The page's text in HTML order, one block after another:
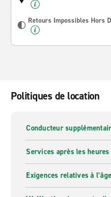
Retours Impossibles Hors
Politiques de location
Conducteur
Services après les
Exigences relatives à l’âge